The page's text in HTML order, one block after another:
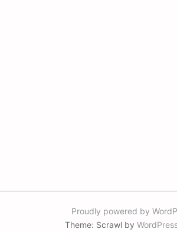
Proudly powered by
Theme: Scrawl by